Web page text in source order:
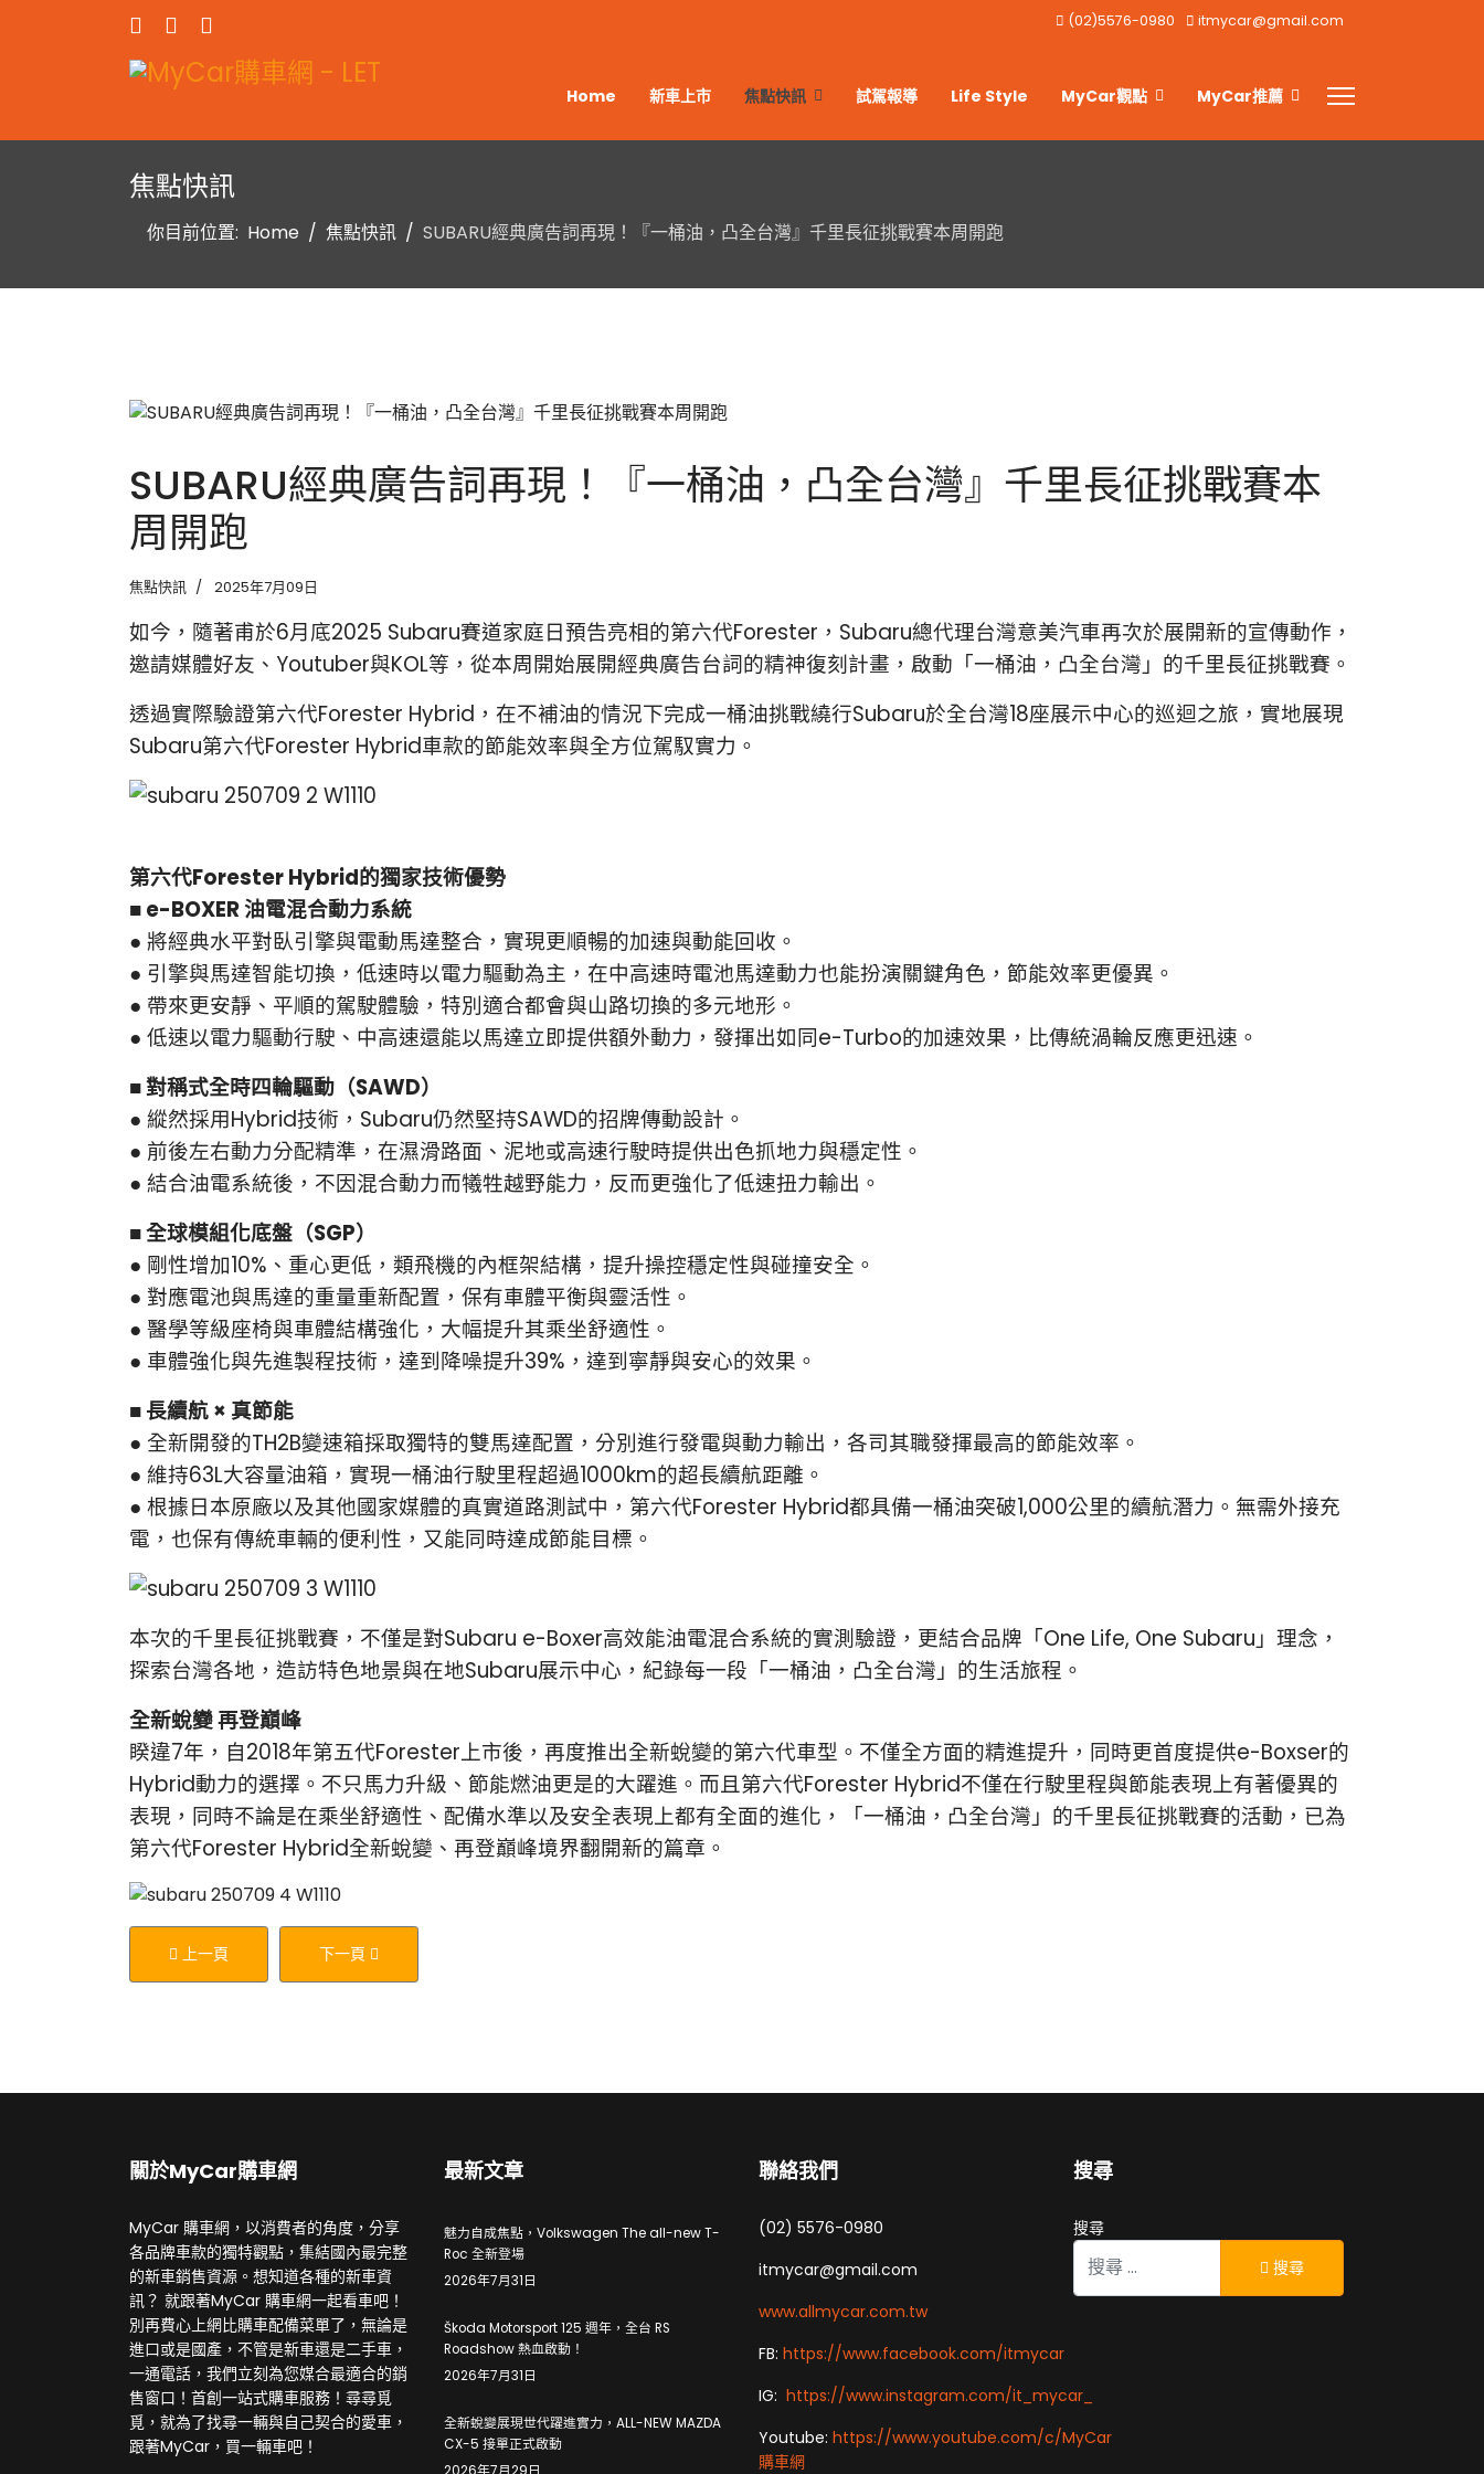
(02)5576-0980 itmycar@gmail.com
Home 新車上市 焦點快訊 試駕報導 Life Style MyCar觀點 MyCar推薦
焦點快訊
你目前位置: Home 焦點快訊 SUBARU經典廣告詞再現！『一桶油，凸全台灣』千里長征挑戰賽本周開跑
SUBARU經典廣告詞再現！『一桶油，凸全台灣』千里長征挑戰賽本
周開跑
焦點快訊 2025年7月09日
如今，隨著甫於6月底2025 Subaru賽道家庭日預告亮相的第六代Forester，Subaru總代理台灣意美汽車再次於展開新的宣傳動作，
邀請媒體好友、Youtuber與KOL等，從本周開始展開經典廣告台詞的精神復刻計畫，啟動「一桶油，凸全台灣」的千里長征挑戰賽。
透過實際驗證第六代Forester Hybrid，在不補油的情況下完成一桶油挑戰繞行Subaru於全台灣18座展示中心的巡迴之旅，實地展現
Subaru第六代Forester Hybrid車款的節能效率與全方位駕馭實力。
第六代Forester Hybrid的獨家技術優勢
■ e-BOXER 油電混合動力系統
● 將經典水平對臥引擎與電動馬達整合，實現更順暢的加速與動能回收。
● 引擎與馬達智能切換，低速時以電力驅動為主，在中高速時電池馬達動力也能扮演關鍵角色，節能效率更優異。
● 帶來更安靜、平順的駕駛體驗，特別適合都會與山路切換的多元地形。
● 低速以電力驅動行駛、中高速還能以馬達立即提供額外動力，發揮出如同e-Turbo的加速效果，比傳統渦輪反應更迅速。
■對稱式全時四輪驅動（SAWD）
● 縱然採用Hybrid技術，Subaru仍然堅持SAWD的招牌傳動設計。
● 前後左右動力分配精準，在濕滑路面、泥地或高速行駛時提供出色抓地力與穩定性。
● 結合油電系統後，不因混合動力而犧牲越野能力，反而更強化了低速扭力輸出。
■全球模組化底盤（SGP）
● 剛性增加10%、重心更低，類飛機的內框架結構，提升操控穩定性與碰撞安全。
● 對應電池與馬達的重量重新配置，保有車體平衡與靈活性。
● 醫學等級座椅與車體結構強化，大幅提升其乘坐舒適性。
● 車體強化與先進製程技術，達到降噪提升39%，達到寧靜與安心的效果。
■ 長續航 × 真節能
● 全新開發的TH2B變速箱採取獨特的雙馬達配置，分別進行發電與動力輸出，各司其職發揮最高的節能效率。
● 維持63L大容量油箱，實現一桶油行駛里程超過1000km的超長續航距離。
● 根據日本原廠以及其他國家媒體的真實道路測試中，第六代Forester Hybrid都具備一桶油突破1,000公里的續航潛力。無需外接充
電，也保有傳統車輛的便利性，又能同時達成節能目標。
本次的千里長征挑戰賽，不僅是對Subaru e-Boxer高效能油電混合系統的實測驗證，更結合品牌「One Life, One Subaru」理念，
探索台灣各地，造訪特色地景與在地Subaru展示中心，紀錄每一段「一桶油，凸全台灣」的生活旅程。
全新蛻變 再登巔峰
睽違7年，自2018年第五代Forester上市後，再度推出全新蛻變的第六代車型。不僅全方面的精進提升，同時更首度提供e-Boxser的
Hybrid動力的選擇。不只馬力升級、節能燃油更是的大躍進。而且第六代Forester Hybrid不僅在行駛里程與節能表現上有著優異的
表現，同時不論是在乘坐舒適性、配備水準以及安全表現上都有全面的進化，「一桶油，凸全台灣」的千里長征挑戰賽的活動，已為
第六代Forester Hybrid全新蛻變、再登巔峰境界翻開新的篇章。
上一篇文章: 《米其林指南》將於2025年10月8日推出最新全球性米其林星鑰飯店名單！
上一頁 下一篇文章: 《臺灣米其林指南 2025》 完整名單將於 2025 年 8 月 19 日發布
下一頁
關於MyCar購車網
MyCar 購車網，以消費者的角度，分享
各品牌車款的獨特觀點，集結國內最完整
的新車銷售資源。想知道各種的新車資
訊？ 就跟著MyCar 購車網一起看車吧！
別再費心上網比購車配備菜單了，無論是
進口或是國產，不管是新車還是二手車，
一通電話，我們立刻為您媒合最適合的銷
售窗口！首創一站式購車服務！尋尋覓
覓，就為了找尋一輛與自己契合的愛車，
跟著MyCar，買一輛車吧！
最新文章
魅力自成焦點，Volkswagen The all-new T-
Roc 全新登場
2026年7月31日
Škoda Motorsport 125 週年，全台 RS
Roadshow 熱血啟動！
2026年7月31日
全新蛻變展現世代躍進實力，ALL-NEW MAZDA
CX-5 接單正式啟動
2026年7月29日
聯絡我們
(02) 5576-0980
itmycar@gmail.com
www.allmycar.com.tw
FB: https://www.facebook.com/itmycar
IG: https://www.instagram.com/it_mycar_
Youtube: https://www.youtube.com/c/MyCar
購車網
搜尋
搜尋
搜尋